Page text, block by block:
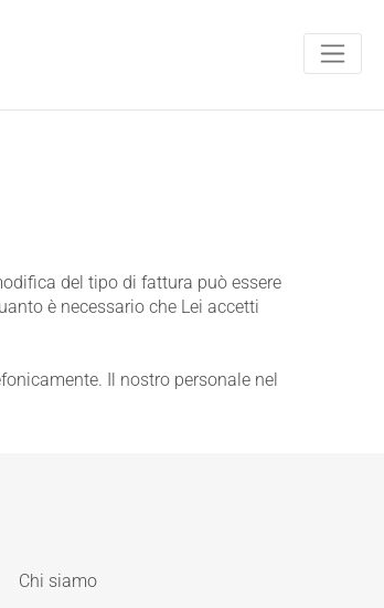
del tipo di fattura può essere
è necessario che Lei accetti
Il nostro personale nel
Chi siamo